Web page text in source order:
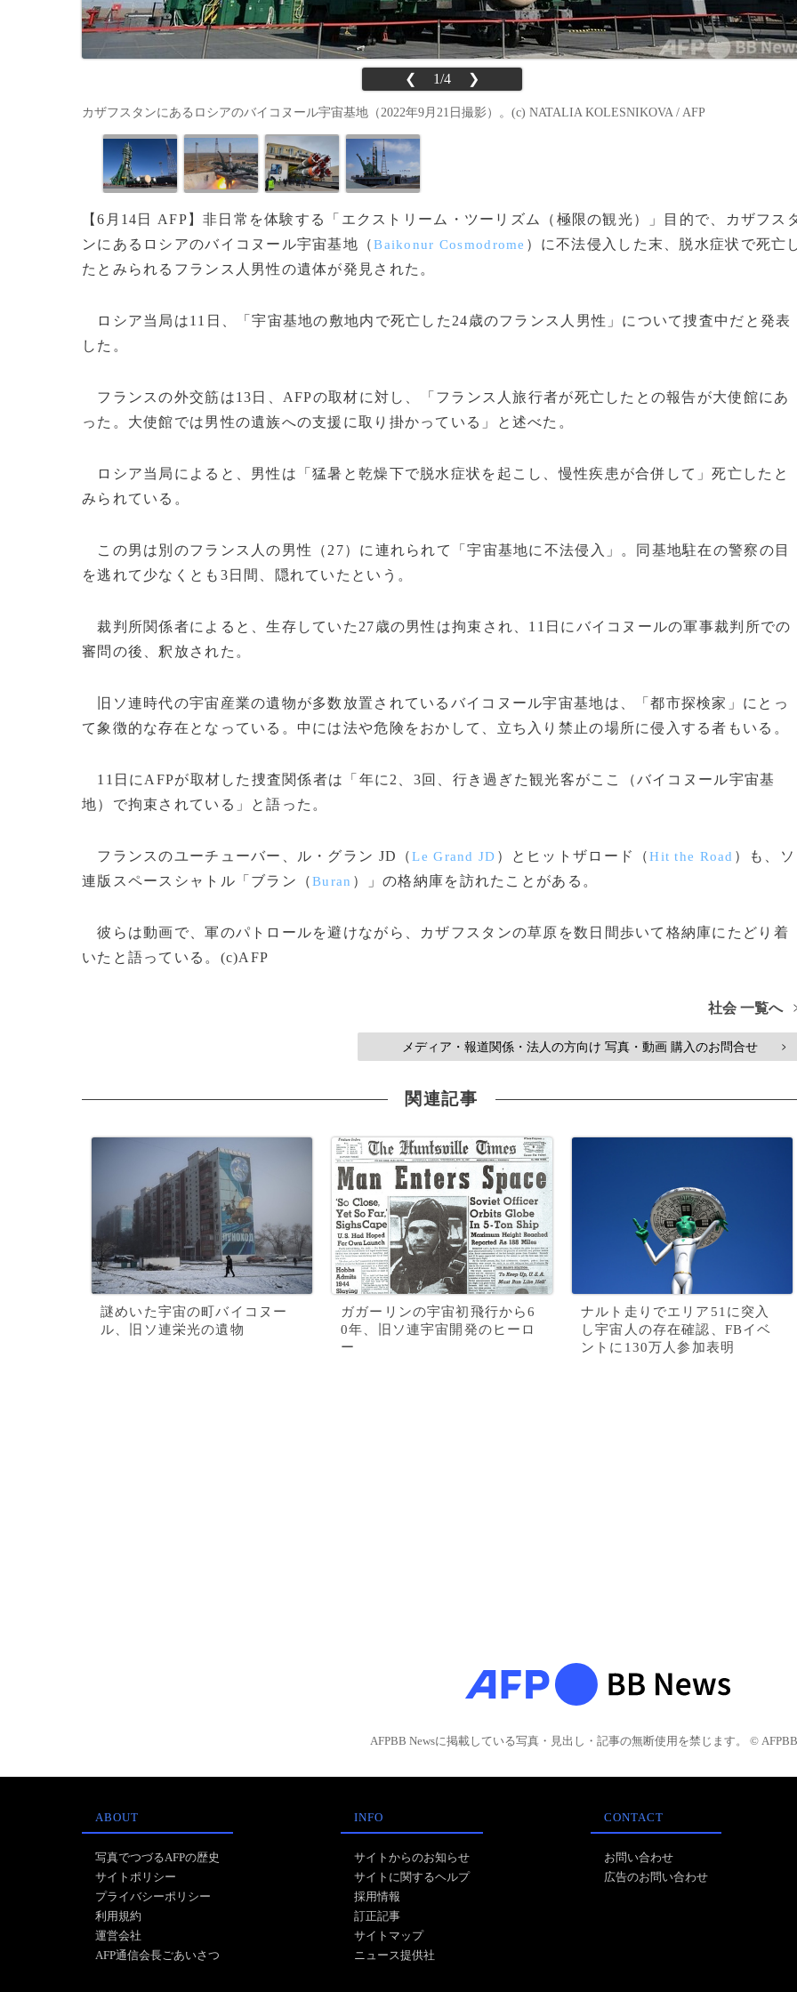
❮ 1/4 ❯
カザフスタンにあるロシアのバイコヌール宇宙基地（2022年9月21日撮影）。(c) NATALIA KOLESNIKOVA / AFP
【6月14日 AFP】非日常を体験する「エクストリーム・ツーリズム（極限の観光）」目的で、カザフス
ンにあるロシアのバイコヌール宇宙基地（Baikonur Cosmodrome ）に不法侵入した末、脱水症状で死亡
たとみられるフランス人男性の遺体が発見された。
ロシア当局は11日、「宇宙基地の敷地内で死亡した24歳のフランス人男性」について捜査中だと発表
した。
フランスの外交筋は13日、AFPの取材に対し、「フランス人旅行者が死亡したとの報告が大使館にあ
った。大使館では男性の遺族への支援に取り掛かっている」と述べた。
ロシア当局によると、男性は「猛暑と乾燥下で脱水症状を起こし、慢性疾患が合併して」死亡したと
みられている。
この男は別のフランス人の男性（27）に連れられて「宇宙基地に不法侵入」。同基地駐在の警察の目
を逃れて少なくとも3日間、隠れていたという。
裁判所関係者によると、生存していた27歳の男性は拘束され、11日にバイコヌールの軍事裁判所での
審問の後、釈放された。
旧ソ連時代の宇宙産業の遺物が多数放置されているバイコヌール宇宙基地は、「都市探検家」にとっ
て象徴的な存在となっている。中には法や危険をおかして、立ち入り禁止の場所に侵入する者もいる。
11日にAFPが取材した捜査関係者は「年に2、3回、行き過ぎた観光客がここ（バイコヌール宇宙基
地）で拘束されている」と語った。
フランスのユーチューバー、ル・グラン JD（Le Grand JD ）とヒットザロード（Hit the Road ）も、ソ
連版スペースシャトル「ブラン（Buran ）」の格納庫を訪れたことがある。
彼らは動画で、軍のパトロールを避けながら、カザフスタンの草原を数日間歩いて格納庫にたどり着
いたと語っている。(c)AFP
社会 一覧へ
メディア・報道関係・法人の方向け 写真・動画 購入のお問合せ >
関連記事
謎めいた宇宙の町バイコヌー
ル、旧ソ連栄光の遺物
ガガーリンの宇宙初飛行から6
0年、旧ソ連宇宙開発のヒーロ
ー
ナルト走りでエリア51に突入
し宇宙人の存在確認、FBイベ
ントに130万人参加表明
AFPBB Newsに掲載している写真・見出し・記事の無断使用を禁じます。 © AFPBB
ABOUT
写真でつづるAFPの歴史
サイトポリシー
プライバシーポリシー
利用規約
運営会社
AFP通信会長ごあいさつ
INFO
サイトからのお知らせ
サイトに関するヘルプ
採用情報
訂正記事
サイトマップ
ニュース提供社
CONTACT
お問い合わせ
広告のお問い合わせ